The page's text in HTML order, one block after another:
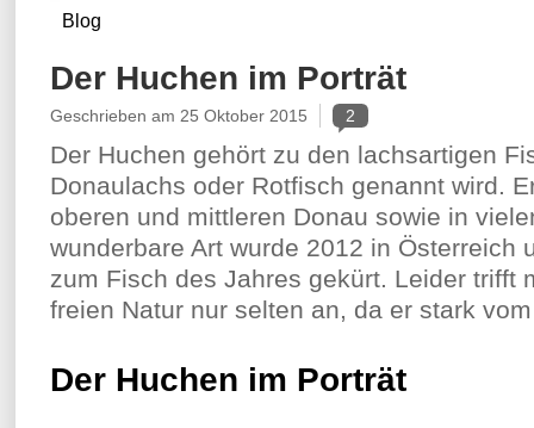
Blog
Der Huchen im Porträt
Geschrieben am 25 Oktober 2015 2
Der Huchen gehört zu den lachsartigen
Donaulachs oder Rotfisch genannt wird.
oberen und mittleren Donau sowie in
wunderbare Art wurde 2012 in Österreich
zum Fisch des Jahres gekürt. Leider trifft
freien Natur nur selten an, da er stark
Der Huchen im Porträt